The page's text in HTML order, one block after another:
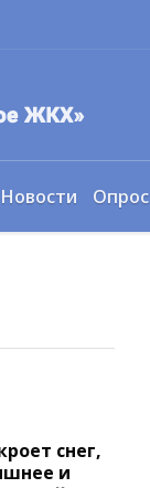
Новости
снег,
и